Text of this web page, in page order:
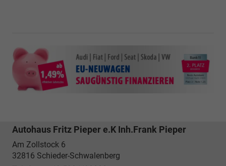
Autohaus Fritz Pieper e.K Inh.Frank Pieper
Am Zollstock 6
32816 Schieder-Schwalenberg